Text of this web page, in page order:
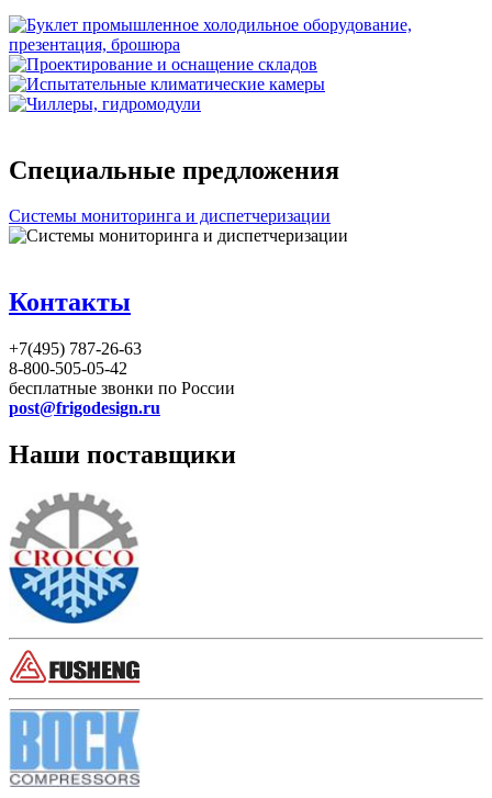
Специальные предложения
Системы мониторинга и диспетчеризации
Контакты
+7(495) 787-26-63
8-800-505-05-42
бесплатные звонки по России
post@frigodesign.ru
Наши поставщики